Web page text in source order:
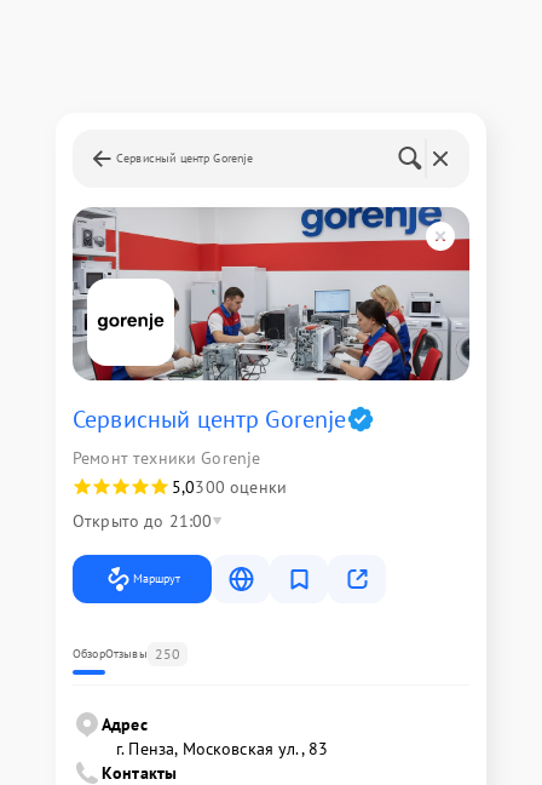
Сервисный центр Gorenje
Сервисный центр Gorenje
Ремонт техники Gorenje
5,0300 оценки
Открыто до 21:00
Маршрут
ОбзорОтзывы 250
Адрес
г. Пенза, Московская ул., 83
Контакты